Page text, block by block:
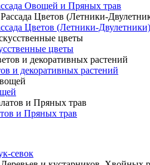
Овощей и Пряных трав
Цветов (Летники-Двулетники)
цветы
и декоративных растений
и Пряных трав
севок